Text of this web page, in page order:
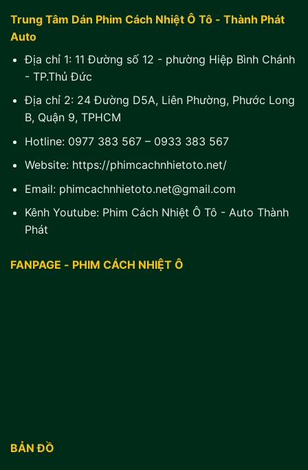
Trung Tâm Dán Phim Cách Nhiệt Ô Tô - Thành Phát
Auto
Địa chỉ 1: 11 Đường số 12 - phường Hiệp Bình Chánh
- TP.Thủ Đức
Địa chỉ 2: 24 Đường D5A, Liên Phường, Phước Long
B, Quận 9, TPHCM
Hotline: 0977 383 567– 0933 383 567
Website: https://phimcachnhietoto.net/
Email: phimcachnhietoto.net@gmail.com
Kênh Youtube: Phim Cách Nhiệt Ô Tô - Auto Thành
Phát
FANPAGE - PHIM CÁCH NHIỆT Ô
BẢN ĐỒ